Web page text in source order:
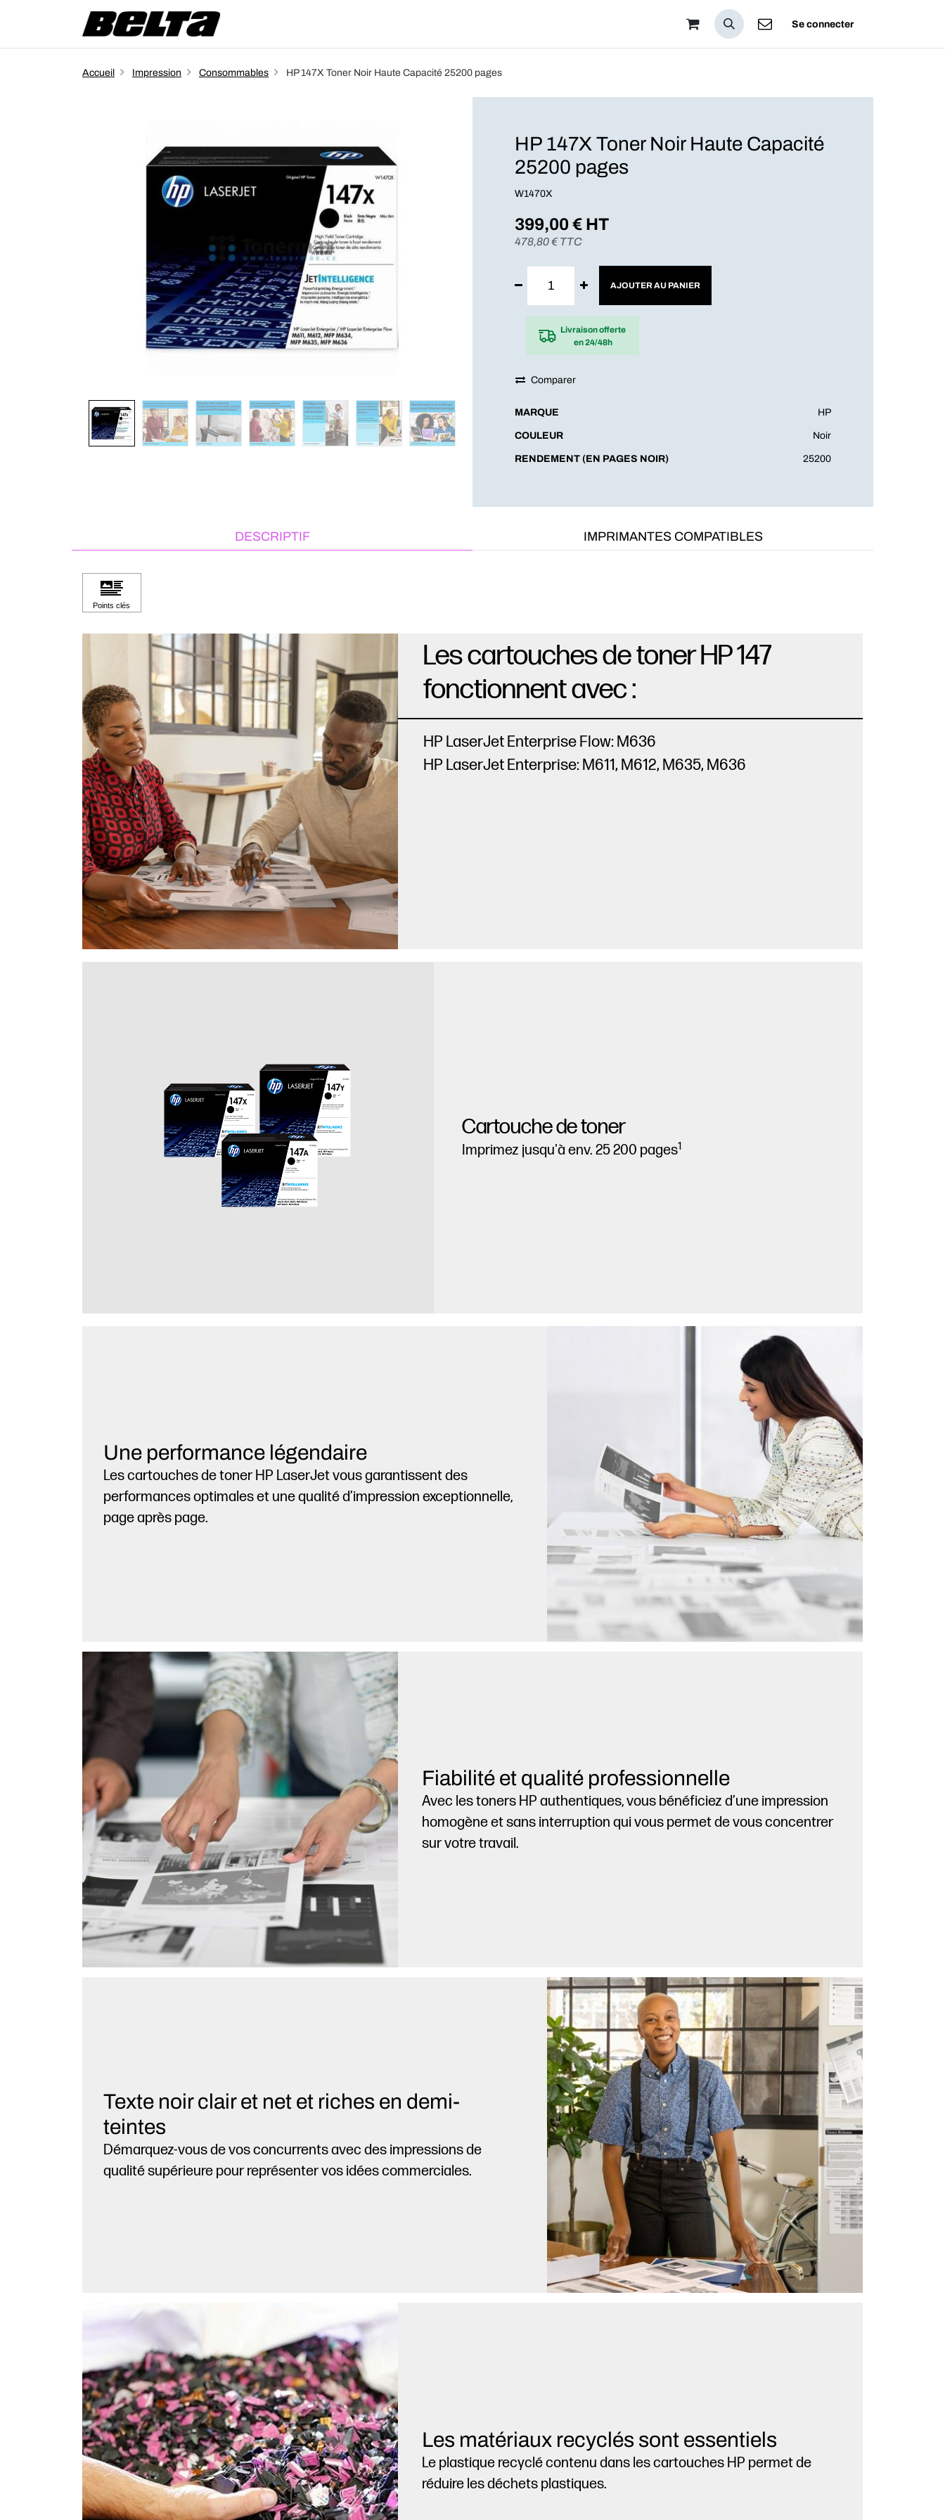
Se connecter
Accueil Impression Consommables HP 147X Toner Noir Haute Capacité 25200 pages
HP 147X Toner Noir Haute Capacité
25200 pages
W1470X
399,00€ HT
478,80€ TTC
AJOUTER AU PANIER
Livraison offerte
en 24/48h
Comparer
MARQUE HP
COULEUR Noir
RENDEMENT (EN PAGES NOIR) 25200
DESCRIPTIF IMPRIMANTES COMPATIBLES
Les cartouches de toner HP 147
fonctionnent avec :
HP LaserJet Enterprise Flow: M636
HP LaserJet Enterprise: M611, M612, M635, M636
Cartouche de toner
Imprimez jusqu'à env. 25 200 pages1
Une performance légendaire
Les cartouches de toner HP LaserJet vous garantissent des
performances optimales et une qualité d’impression exceptionnelle,
page après page.
Fiabilité et qualité professionnelle
Avec les toners HP authentiques, vous bénéficiez d’une impression
homogène et sans interruption qui vous permet de vous concentrer
sur votre travail.
Texte noir clair et net et riches en demi-
teintes
Démarquez-vous de vos concurrents avec des impressions de
qualité supérieure pour représenter vos idées commerciales.
Les matériaux recyclés sont essentiels
Le plastique recyclé contenu dans les cartouches HP permet de
réduire les déchets plastiques.